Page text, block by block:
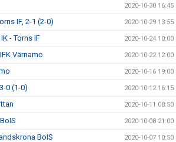
2020-10-30 16:45
IF, 2-1 (2-0) 2020-10-29 13:55
- Torns IF 2020-10-24 10:00
Värnamo 2020-10-22 12:00
2020-10-16 19:00
0 (1-0) 2020-10-12 16:15
2020-10-11 08:50
2020-10-08 21:00
BoIS 2020-10-07 10:50